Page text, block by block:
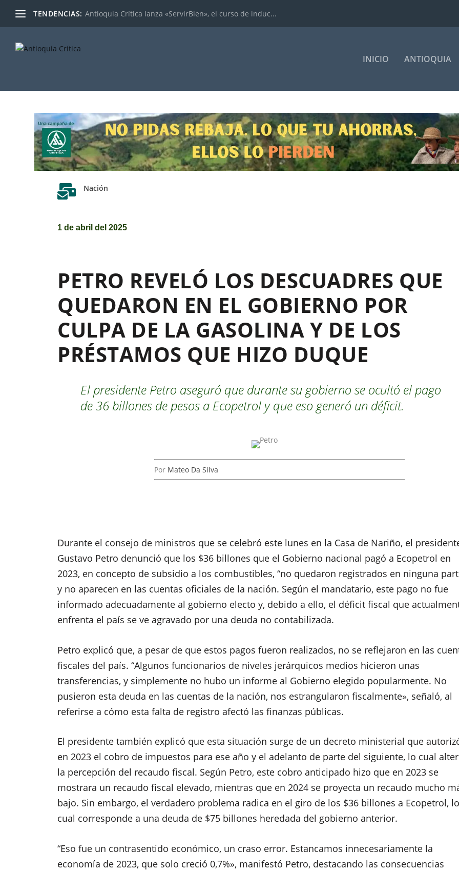
TENDENCIAS: Antioquia Crítica lanza «ServirBien», el curso de induc...
INICIO ANTIOQUIA
 Nación
1 de abril del 2025
PETRO REVELÓ LOS DESCUADRES QUE
QUEDARON EN EL GOBIERNO POR
CULPA DE LA GASOLINA Y DE LOS
PRÉSTAMOS QUE HIZO DUQUE
El presidente Petro aseguró que durante su gobierno se ocultó el pago
de 36 billones de pesos a Ecopetrol y que eso generó un déficit.
Por Mateo Da Silva
Durante el consejo de ministros que se celebró este lunes en la Casa de Nariño, el
Gustavo Petro denunció que los $36 billones que el Gobierno nacional pagó a Ecopetrol en
2023, en concepto de subsidio a los combustibles, “no quedaron registrados en ninguna
y no aparecen en las cuentas oficiales de la nación. Según el mandatario, este pago no fue
informado adecuadamente al gobierno electo y, debido a ello, el déficit fiscal que
enfrenta el país se ve agravado por una deuda no contabilizada.
Petro explicó que, a pesar de que estos pagos fueron realizados, no se reflejaron en las
fiscales del país. “Algunos funcionarios de niveles jerárquicos medios hicieron unas
transferencias, y simplemente no hubo un informe al Gobierno elegido popularmente. No
pusieron esta deuda en las cuentas de la nación, nos estrangularon fiscalmente», señaló, al
referirse a cómo esta falta de registro afectó las finanzas públicas.
El presidente también explicó que esta situación surge de un decreto ministerial que
en 2023 el cobro de impuestos para ese año y el adelanto de parte del siguiente, lo cual
la percepción del recaudo fiscal. Según Petro, este cobro anticipado hizo que en 2023 se
mostrara un recaudo fiscal elevado, mientras que en 2024 se proyecta un recaudo mucho
bajo. Sin embargo, el verdadero problema radica en el giro de los $36 billones a Ecopetrol, lo
cual corresponde a una deuda de $75 billones heredada del gobierno anterior.
“Eso fue un contrasentido económico, un craso error. Estancamos innecesariamente la
economía de 2023, que solo creció 0,7%», manifestó Petro, destacando las consecuencias